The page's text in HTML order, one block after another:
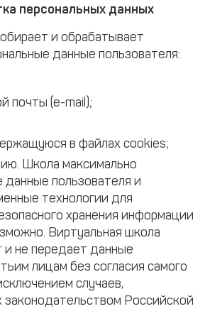
персональных данных
и обрабатывает
данные пользователя:
почты (e-mail);
в файлах cookies;
Школа максимально
пользователя и
технологии для
хранения информации
Виртуальная школа
и не передает данные
лицам без согласия самого
случаев,
Российской